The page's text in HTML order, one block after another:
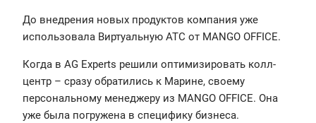
До внедрения новых продуктов компания уже
использовала Виртуальную АТС от MANGO OFFICE.
Когда в AG Experts решили оптимизировать колл-
центр – сразу обратились к Марине, своему
персональному менеджеру из MANGO OFFICE. Она
уже была погружена в специфику бизнеса.